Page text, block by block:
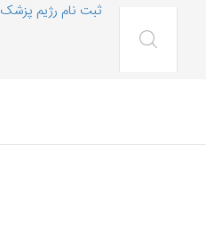
ثبت نام رژیم پزشک